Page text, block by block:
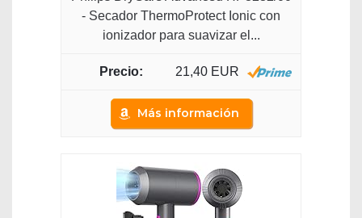
- Secador ThermoProtect Ionic con
ionizador para suavizar el...
21,40 EUR
Más información